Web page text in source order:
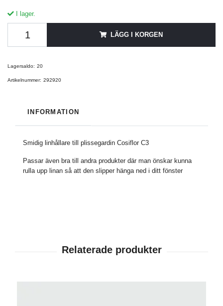
I lager.
LÄGG I KORGEN
Lagersaldo: 20
Artikelnummer: 292920
INFORMATION
Smidig linhållare till plissegardin Cosiflor C3
Passar även bra till andra produkter där man önskar kunna
rulla upp linan så att den slipper hänga ned i ditt fönster